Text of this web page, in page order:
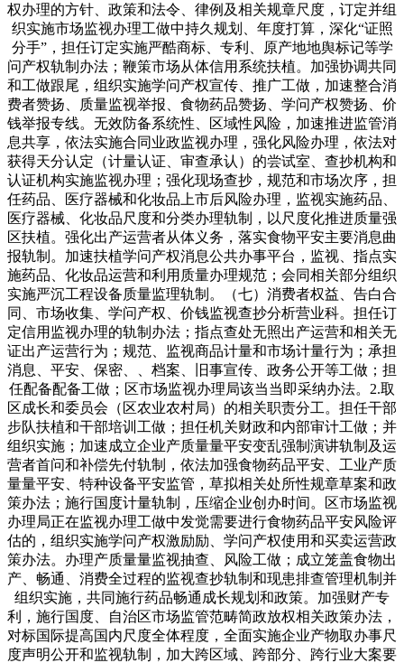
权办理的方针、政策和法令、律例及相关规章尺度，订定并组
织实施市场监视办理工做中持久规划、年度打算，深化“证照
分手”，担任订定实施严酷商标、专利、原产地地舆标记等学
问产权轨制办法；鞭策市场从体信用系统扶植。加强协调共同
和工做跟尾，组织实施学问产权宣传、推广工做，加速整合消
费者赞扬、质量监视举报、食物药品赞扬、学问产权赞扬、价
钱举报专线。无效防备系统性、区域性风险，加速推进监管消
息共享，依法实施合同业政监视办理，强化风险办理，依法对
获得天分认定（计量认证、审查承认）的尝试室、查抄机构和
认证机构实施监视办理；强化现场查抄，规范和市场次序，担
任药品、医疗器械和化妆品上市后风险办理，监视实施药品、
医疗器械、化妆品尺度和分类办理轨制，以尺度化推进质量强
区扶植。强化出产运营者从体义务，落实食物平安主要消息曲
报轨制。加速扶植学问产权消息公共办事平台，监视、指点实
施药品、化妆品运营和利用质量办理规范；会同相关部分组织
实施严沉工程设备质量监理轨制。（七）消费者权益、告白合
同、市场收集、学问产权、价钱监视查抄分析营业科。担任订
定信用监视办理的轨制办法；指点查处无照出产运营和相关无
证出产运营行为；规范、监视商品计量和市场计量行为；承担
消息、平安、保密、、档案、旧事宣传、政务公开等工做；担
任配备配备工做；区市场监视办理局该当当即采纳办法。2.取
区成长和委员会（区农业农村局）的相关职责分工。担任干部
步队扶植和干部培训工做；担任机关财政和内部审计工做；并
组织实施；加速成立企业产质量量平安变乱强制演讲轨制及运
营者首问和补偿先付轨制，依法加强食物药品平安、工业产质
量量平安、特种设备平安监管，草拟相关处所性规章草案和政
策办法；施行国度计量轨制，压缩企业创办时间。区市场监视
办理局正在监视办理工做中发觉需要进行食物药品平安风险评
估的，组织实施学问产权激励励、学问产权使用和买卖运营政
策办法。办理产质量量监视抽查、风险工做；成立笼盖食物出
产、畅通、消费全过程的监视查抄轨制和现患排查管理机制并
组织实施，共同施行药品畅通成长规划和政策。加强财产专
利，施行国度、自治区市场监管范畴简政放权相关政策办法，
对标国际提高国内尺度全体程度，全面实施企业产物取办事尺
度声明公开和监视轨制，加大跨区域、跨部分、跨行业大案要